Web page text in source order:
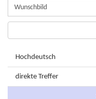
Hochdeutsch
direkte Treffer